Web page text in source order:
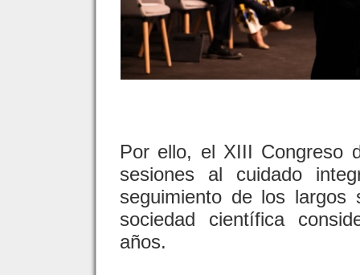
Por ello, el XIII Congreso
sesiones al cuidado
seguimiento de los largos
sociedad científica
años.